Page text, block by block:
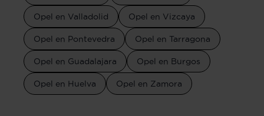
Opel en Valladolid Opel en Vizcaya
Opel en Pontevedra Opel en Tarragona
Opel en Guadalajara Opel en Burgos
Opel en Huelva Opel en Zamora